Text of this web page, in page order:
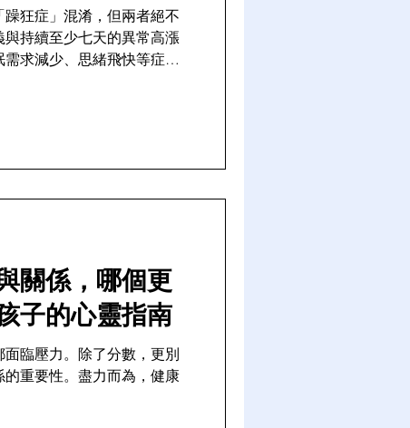
狂症」混淆，但兩者絕不
持續至少七天的異常高漲
求減少、思緒飛快等症
關係，哪個更
子的心靈指南
臨壓力。除了分數，更別
重要性。盡力而為，健康